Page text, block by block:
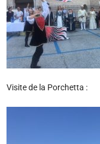
Visite de la Porchetta :